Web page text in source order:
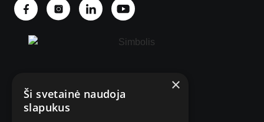
© 2025 Visos teisės saugomos.
×
Ši svetainė naudoja
slapukus